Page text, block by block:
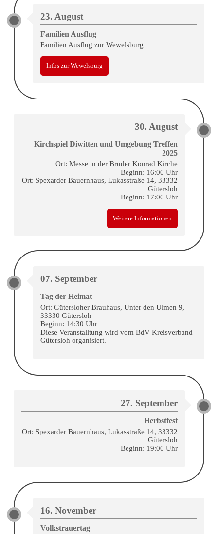
23. August
Familien Ausflug
Familien Ausflug zur Wewelsburg
Infos zur Wewelsburg
30. August
Kirchspiel Diwitten und Umgebung Treffen
2025
Ort: Messe in der Bruder Konrad Kirche
Beginn: 16:00 Uhr
Ort: Spexarder Bauernhaus, Lukasstraße 14, 33332
Gütersloh
Beginn: 17:00 Uhr
Weitere Informationen
07. September
Tag der Heimat
Ort: Gütersloher Brauhaus, Unter den Ulmen 9,
33330 Gütersloh
Beginn: 14:30 Uhr
Diese Veranstalltung wird vom BdV Kreisverband
Gütersloh organisiert.
27. September
Herbstfest
Ort: Spexarder Bauernhaus, Lukasstraße 14, 33332
Gütersloh
Beginn: 19:00 Uhr
16. November
Volkstrauertag